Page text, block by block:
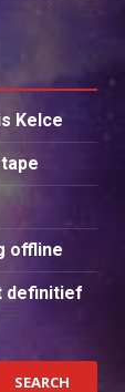
Kelce
offline
definitief